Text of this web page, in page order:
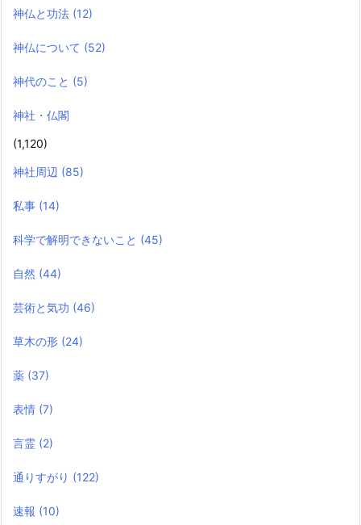
神仏と功法 (12)
神仏について (52)
神代のこと (5)
神社・仏閣
(1,120)
神社周辺 (85)
私事 (14)
科学で解明できないこと (45)
自然 (44)
芸術と気功 (46)
草木の形 (24)
薬 (37)
表情 (7)
言霊 (2)
通りすがり (122)
速報 (10)